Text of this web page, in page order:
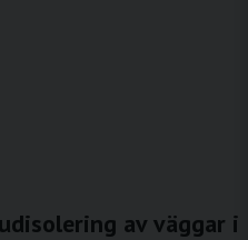
av väggar i